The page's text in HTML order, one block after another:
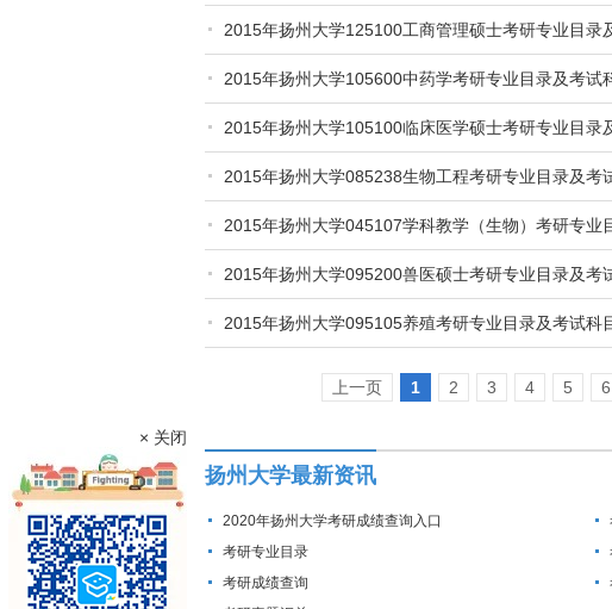
2015年扬州大学125100工商管理硕士考研专业目录
2015年扬州大学105600中药学考研专业目录及考试
2015年扬州大学105100临床医学硕士考研专业目录
2015年扬州大学085238生物工程考研专业目录及考
2015年扬州大学045107学科教学（生物）考研专业
2015年扬州大学095200兽医硕士考研专业目录及考
2015年扬州大学095105养殖考研专业目录及考试科
上一页 1 2 3 4 5 6
扬州大学最新资讯
2020年扬州大学考研成绩查询入口
考研专业目录
考研成绩查询
× 关闭